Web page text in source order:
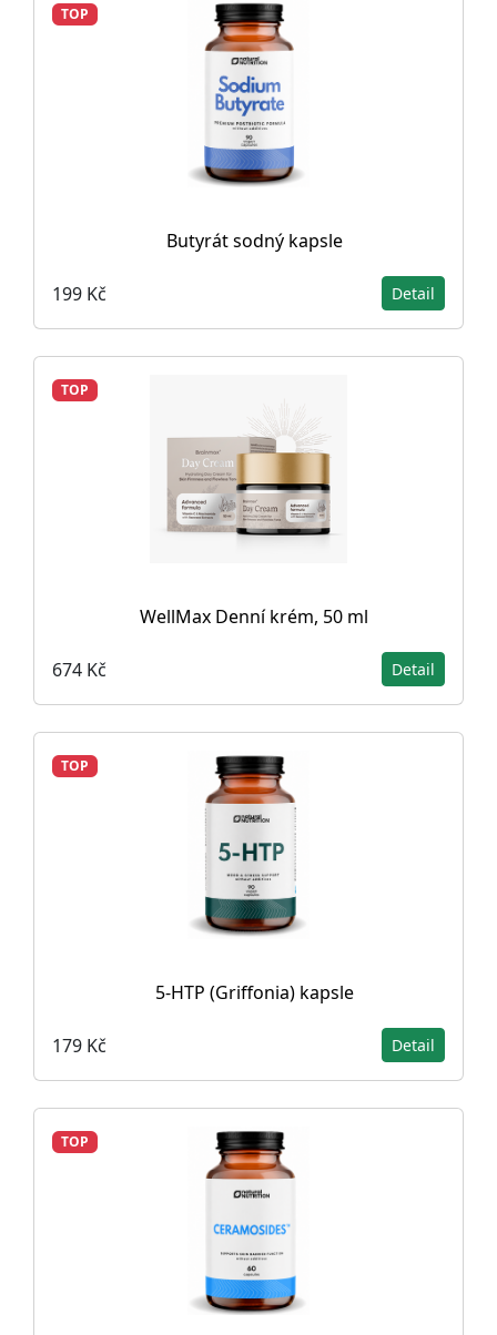
TOP
Butyrát sodný kapsle
199 Kč Detail
TOP
WellMax Denní krém, 50 ml
674 Kč Detail
TOP
5-HTP (Griffonia) kapsle
179 Kč Detail
TOP